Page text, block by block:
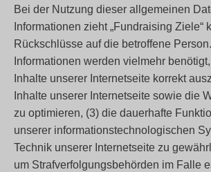
Bei der Nutzung dieser allgemeinen
Informationen zieht „Fundraising Ziele“
Rückschlüsse auf die betroffene
Informationen werden vielmehr
Inhalte unserer Internetseite korrekt
Inhalte unserer Internetseite sowie die
zu optimieren, (3) die dauerhafte
unserer informationstechnologischen
Technik unserer Internetseite zu
um Strafverfolgungsbehörden im Falle